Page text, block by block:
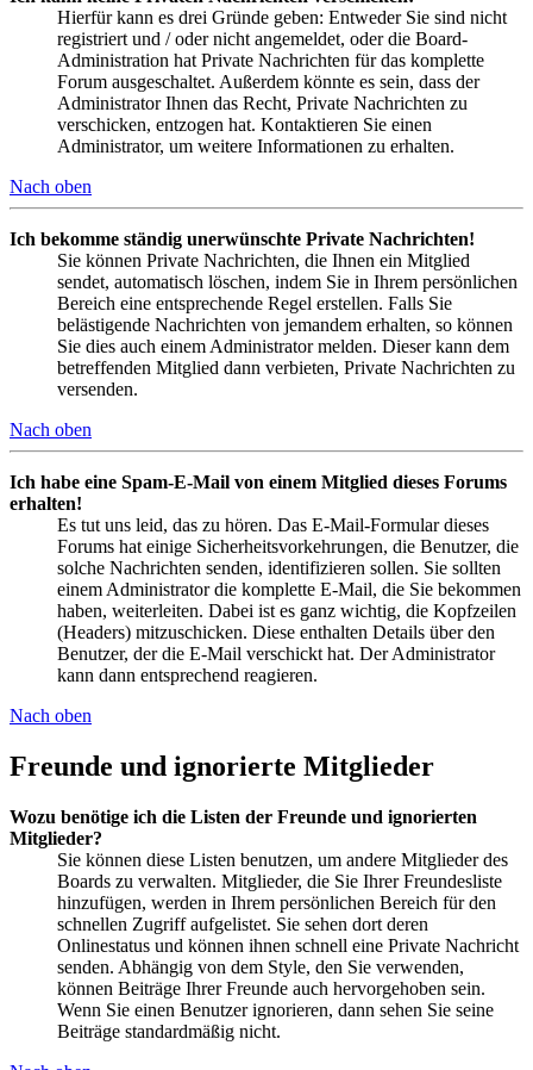
Hierfür kann es drei Gründe geben: Entweder Sie sind nicht
registriert und / oder nicht angemeldet, oder die Board-
Administration hat Private Nachrichten für das komplette
Forum ausgeschaltet. Außerdem könnte es sein, dass der
Administrator Ihnen das Recht, Private Nachrichten zu
verschicken, entzogen hat. Kontaktieren Sie einen
Administrator, um weitere Informationen zu erhalten.
Nach oben
Ich bekomme ständig unerwünschte Private Nachrichten!
Sie können Private Nachrichten, die Ihnen ein Mitglied
sendet, automatisch löschen, indem Sie in Ihrem persönlichen
Bereich eine entsprechende Regel erstellen. Falls Sie
belästigende Nachrichten von jemandem erhalten, so können
Sie dies auch einem Administrator melden. Dieser kann dem
betreffenden Mitglied dann verbieten, Private Nachrichten zu
versenden.
Nach oben
Ich habe eine Spam-E-Mail von einem Mitglied dieses Forums
erhalten!
Es tut uns leid, das zu hören. Das E-Mail-Formular dieses
Forums hat einige Sicherheitsvorkehrungen, die Benutzer, die
solche Nachrichten senden, identifizieren sollen. Sie sollten
einem Administrator die komplette E-Mail, die Sie bekommen
haben, weiterleiten. Dabei ist es ganz wichtig, die Kopfzeilen
(Headers) mitzuschicken. Diese enthalten Details über den
Benutzer, der die E-Mail verschickt hat. Der Administrator
kann dann entsprechend reagieren.
Nach oben
Freunde und ignorierte Mitglieder
Wozu benötige ich die Listen der Freunde und ignorierten
Mitglieder?
Sie können diese Listen benutzen, um andere Mitglieder des
Boards zu verwalten. Mitglieder, die Sie Ihrer Freundesliste
hinzufügen, werden in Ihrem persönlichen Bereich für den
schnellen Zugriff aufgelistet. Sie sehen dort deren
Onlinestatus und können ihnen schnell eine Private Nachricht
senden. Abhängig von dem Style, den Sie verwenden,
können Beiträge Ihrer Freunde auch hervorgehoben sein.
Wenn Sie einen Benutzer ignorieren, dann sehen Sie seine
Beiträge standardmäßig nicht.